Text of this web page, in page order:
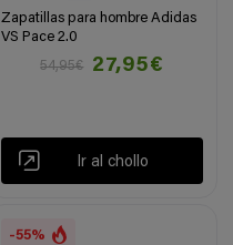
Zapatillas para hombre Adidas
VS Pace 2.0
54,95€
27,95€
Ir al chollo
-55%